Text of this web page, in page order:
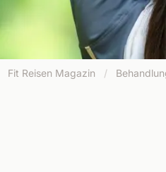
Fit Reisen Magazin /